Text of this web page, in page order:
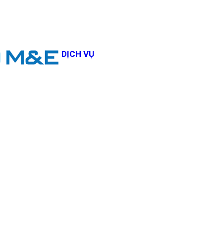
DỊCH VỤ